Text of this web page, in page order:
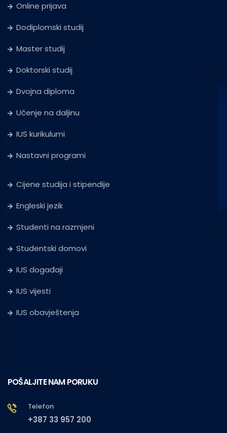
Online prijava
Dodiplomski studij
Master studij
Doktorski studij
Dvojna diploma
Učenje na daljinu
IUS kurikulumi
Nastavni programi
Cijene studija i stipendije
Engleski jezik
Studenti na razmjeni
Studentski domovi
IUS događaji
IUS vijesti
IUS obavještenja
POŠALJITE NAM PORUKU
Telefon
+387 33 957 200